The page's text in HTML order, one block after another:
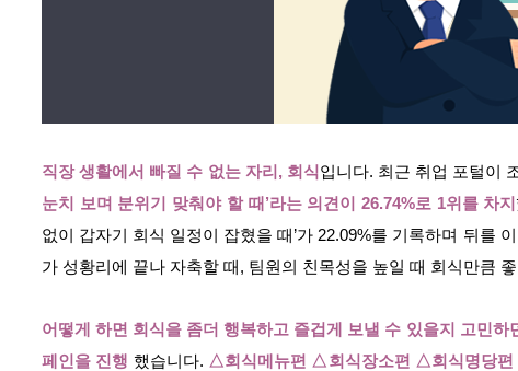
직장 생활에서 빠질 수 없는 자리, 회식입니다. 최근 취업 포털이
눈치 보며 분위기 맞춰야 할 때’라는 의견이 26.74%로 1위를 차지
없이 갑자기 회식 일정이 잡혔을 때’가 22.09%를 기록하며 뒤를
가 성황리에 끝나 자축할 때, 팀원의 친목성을 높일 때 회식만큼
어떻게 하면 회식을 좀더 행복하고 즐겁게 보낼 수 있을지 고민
페인을 진행 했습니다. △회식메뉴편 △회식장소편 △회식명당